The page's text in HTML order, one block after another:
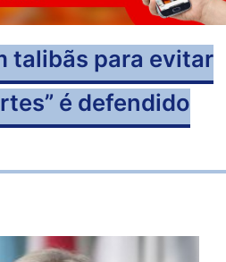
talibãs para evitar
é defendido